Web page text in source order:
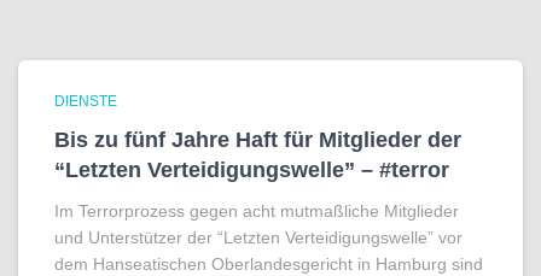
DIENSTE
Bis zu fünf Jahre Haft für Mitglieder der
“Letzten Verteidigungswelle” – #terror
Im Terrorprozess gegen acht mutmaßliche Mitglieder
und Unterstützer der “Letzten Verteidigungswelle” vor
dem Hanseatischen Oberlandesgericht in Hamburg sind